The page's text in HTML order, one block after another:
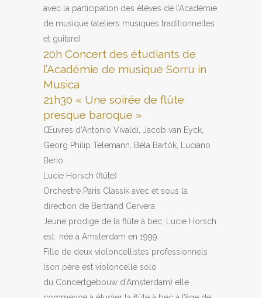
avec la participation des élèves de l’Académie
de musique (ateliers musiques traditionnelles
et guitare)
20h Concert des étudiants de
l’Académie de musique Sorru in
Musica
21h30 « Une soirée de flûte
presque baroque »
Œuvres d’Antonio Vivaldi, Jacob van Eyck,
Georg Philip Telemann, Béla Bartók, Luciano
Berio
Lucie Horsch (flûte)
Orchestre Paris Classik avec et sous la
direction de Bertrand Cervera
Jeune prodige de la flûte à bec, Lucie Horsch
est née à Amsterdam en 1999.
Fille de deux violoncellistes professionnels
(son père est violoncelle solo
du Concertgebouw d’Amsterdam) elle